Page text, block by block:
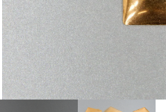
カートを
【メッキ付】 製品
【メッキ付】 ブローチ台
【はめこみパーツ】 銅板
【はめこみパーツ】 アル
【はめこみパ
【はめこみパー
【はめこみパ
価格帯